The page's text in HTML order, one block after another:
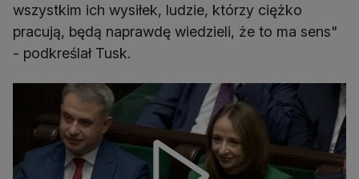
wszystkim ich wysiłek, ludzie, którzy ciężko
pracują, będą naprawdę wiedzieli, że to ma sens"
- podkreślał Tusk.